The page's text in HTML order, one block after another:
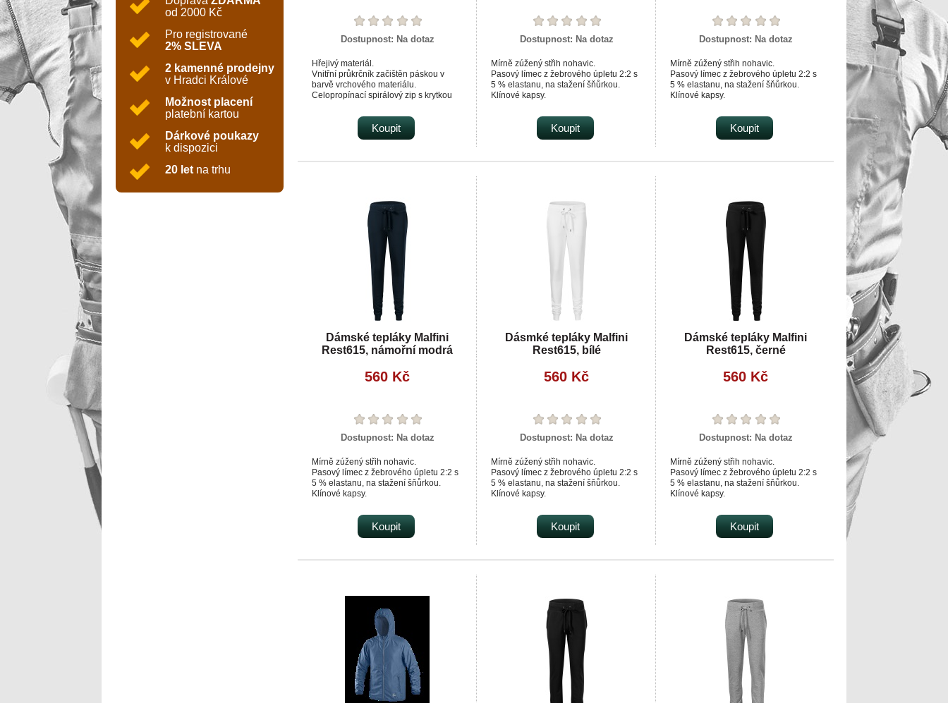
od 2000 Kč
Pro registrované
2% SLEVA
2 kamenné prodejny
v Hradci Králové
Možnost placení
platební kartou
Dárkové poukazy
k dispozici
20 let na trhu
Dostupnost: Na dotaz
Hřejivý materiál.
Vnitřní průkrčník začištěn páskou v
barvě vrchového materiálu.
Celopropínací spirálový zip s krytkou
Kapsy se spirálovým zipem.
Dolní lem na stažení elastickou
Koupit
Dostupnost: Na dotaz
Mírně zúžený střih nohavic.
Pasový límec z žebrového úpletu 2:2 s
5 % elastanu, na stažení šňůrkou.
Klínové kapsy.
Dekorativní prošití.
Vnitřní strana nepočesaná.
Koupit
Dostupnost: Na dotaz
Mírně zúžený střih nohavic.
Pasový límec z žebrového úpletu 2:2 s
5 % elastanu, na stažení šňůrkou.
Klínové kapsy.
Dekorativní prošití.
Vnitřní strana nepočesaná.
Koupit
Dámské tepláky Malfini
Rest615, námořní modrá
560 Kč
Dostupnost: Na dotaz
Mírně zúžený střih nohavic.
Pasový límec z žebrového úpletu 2:2 s
5 % elastanu, na stažení šňůrkou.
Klínové kapsy.
Dekorativní prošití.
Vnitřní strana nepočesaná.
Koupit
Dásmké tepláky Malfini
Rest615, bílé
560 Kč
Dostupnost: Na dotaz
Mírně zúžený střih nohavic.
Pasový límec z žebrového úpletu 2:2 s
5 % elastanu, na stažení šňůrkou.
Klínové kapsy.
Dekorativní prošití.
Vnitřní strana nepočesaná.
Koupit
Dámské tepláky Malfini
Rest615, černé
560 Kč
Dostupnost: Na dotaz
Mírně zúžený střih nohavic.
Pasový límec z žebrového úpletu 2:2 s
5 % elastanu, na stažení šňůrkou.
Klínové kapsy.
Dekorativní prošití.
Vnitřní strana nepočesaná.
Koupit